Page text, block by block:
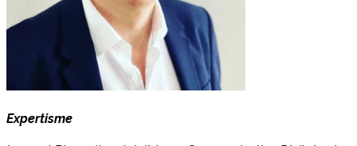
Expertisme